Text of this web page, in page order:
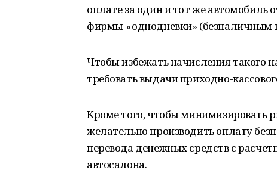
оплате за один и тот же автомобиль
фирмы-«однодневки» (безналичным
Чтобы избежать начисления такого
требовать выдачи приходно-
Кроме того, чтобы минимизировать
желательно производить оплату
перевода денежных средств с
автосалона.